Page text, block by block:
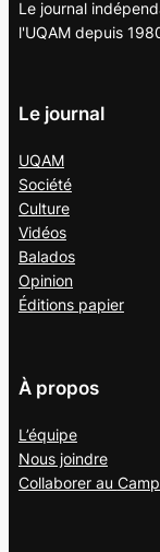
Le journal
l'UQAM depuis
Le journal
UQAM
Société
Culture
Vidéos
Balados
Opinion
Éditions papier
À propos
L’équipe
Nous joindre
Collaborer au